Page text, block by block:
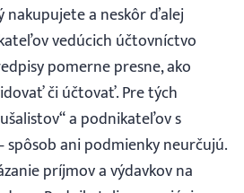
nakupujete a neskôr ďalej
vedúcich účtovníctvo
pomerne presne, ako
či účtovať. Pre tých
a podnikateľov s
spôsob ani podmienky neurčujú.
príjmov a výdavkov na